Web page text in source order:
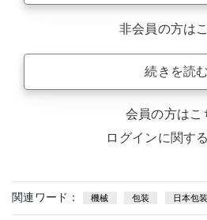
非会員の方は
続きを読む
会員の方はこ
ログインに関す
関連ワード： 機械 包装 日本包